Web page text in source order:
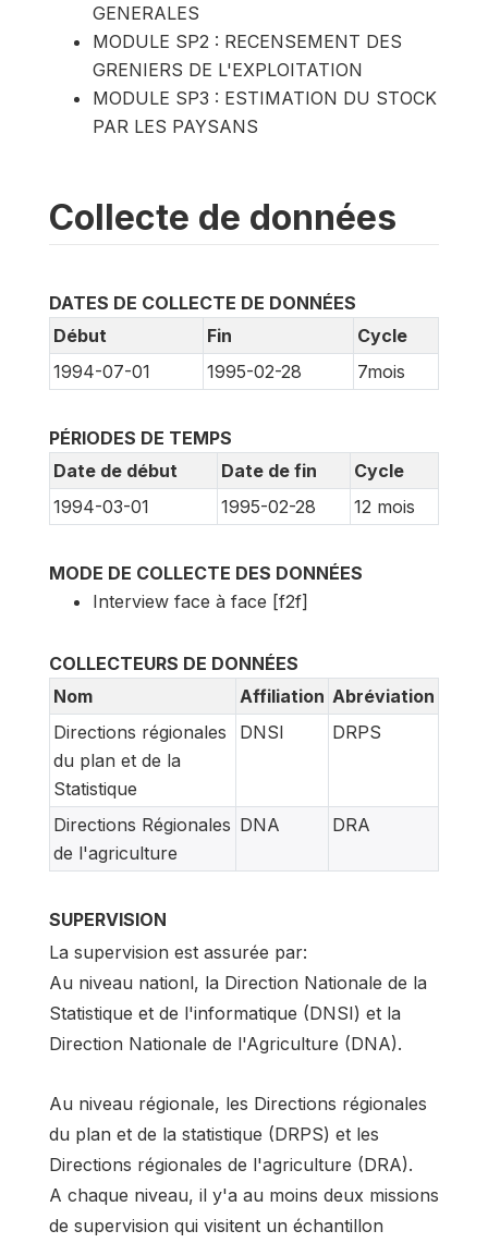
GENERALES
MODULE SP2 : RECENSEMENT DES
GRENIERS DE L'EXPLOITATION
MODULE SP3 : ESTIMATION DU STOCK
PAR LES PAYSANS
Collecte de données
DATES DE COLLECTE DE DONNÉES
Début
Fin
Cycle
1994-07-01
1995-02-28 7mois
PÉRIODES DE TEMPS
Date de début
Date de fin
Cycle
1994-03-01
1995-02-28 12 mois
MODE DE COLLECTE DES DONNÉES
Interview face à face [f2f]
COLLECTEURS DE DONNÉES
Nom
Affiliation Abréviation
Directions régionales
du plan et de la
Statistique
DNSI DRPS
Directions Régionales
de l'agriculture
DNA DRA
SUPERVISION
La supervision est assurée par:
Au niveau nationl, la Direction Nationale de la
Statistique et de l'informatique (DNSI) et la
Direction Nationale de l'Agriculture (DNA).
Au niveau régionale, les Directions régionales
du plan et de la statistique (DRPS) et les
Directions régionales de l'agriculture (DRA).
A chaque niveau, il y'a au moins deux missions
de supervision qui visitent un échantillon